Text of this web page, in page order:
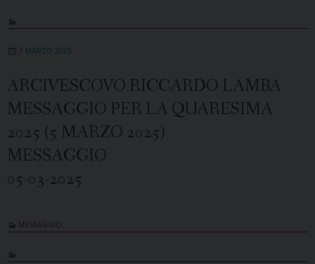
7 MARZO 2025
ARCIVESCOVO RICCARDO LAMBA
MESSAGGIO PER LA QUARESIMA
2025 (5 MARZO 2025)
MESSAGGIO
05-03-2025
MESSAGGIO